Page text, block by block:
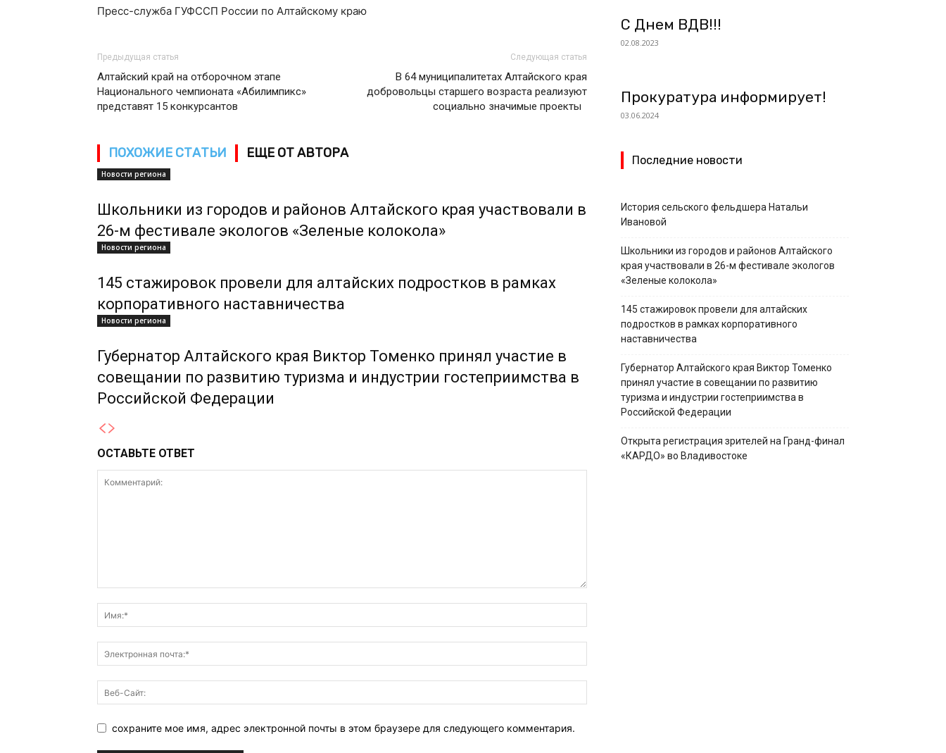
Пресс-служба ГУФССП России по Алтайскому краю
Предыдущая статья
Алтайский край на отборочном этапе
Национального чемпионата «Абилимпикс»
представят 15 конкурсантов
Следующая статья
В 64 муниципалитетах Алтайского края
добровольцы старшего возраста реализуют
социально значимые проекты
ПОХОЖИЕ СТАТЬИ ЕЩЕ ОТ АВТОРА
Новости региона
Школьники из городов и районов Алтайского края участвовали в
26-м фестивале экологов «Зеленые колокола»
Новости региона
145 стажировок провели для алтайских подростков в рамках
корпоративного наставничества
Новости региона
Губернатор Алтайского края Виктор Томенко принял участие в
совещании по развитию туризма и индустрии гостеприимства в
Российской Федерации
ОСТАВЬТЕ ОТВЕТ
сохраните мое имя, адрес электронной почты в этом браузере для следующего комментария.
С Днем ВДВ!!!
02.08.2023
Прокуратура информирует!
03.06.2024
Последние новости
История сельского фельдшера Натальи
Ивановой
Школьники из городов и районов Алтайского
края участвовали в 26-м фестивале экологов
«Зеленые колокола»
145 стажировок провели для алтайских
подростков в рамках корпоративного
наставничества
Губернатор Алтайского края Виктор Томенко
принял участие в совещании по развитию
туризма и индустрии гостеприимства в
Российской Федерации
Открыта регистрация зрителей на Гранд-финал
«КАРДО» во Владивостоке